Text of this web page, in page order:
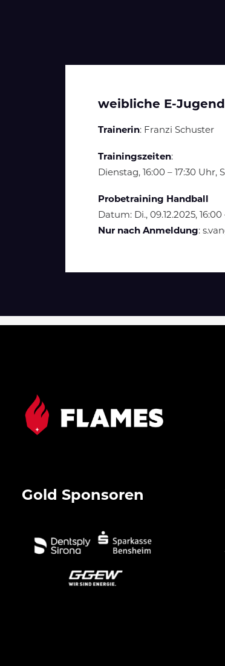
weibliche E-
Trainerin: Franzi Schuster
Trainingszeiten:
Dienstag, 16:00 – 17:30
Probetraining Handball
Datum: Di., 09.12.2025,
Nur nach Anmeldung:
Gold Sponsoren